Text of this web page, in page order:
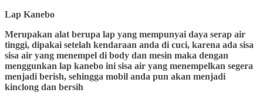
Lap Kanebo
Merupakan alat berupa lap yang mempunyai daya serap air
tinggi, dipakai setelah kendaraan anda di cuci, karena ada sisa
sisa air yang menempel di body dan mesin maka dengan
menggunkan lap kanebo ini sisa air yang menempelkan segera
menjadi berish, sehingga mobil anda pun akan menjadi
kinclong dan bersih